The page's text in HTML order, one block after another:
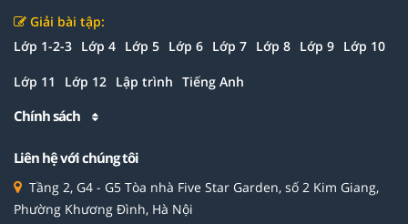
Giải bài tập:
Lớp 1-2-3 Lớp 4 Lớp 5 Lớp 6 Lớp 7 Lớp 8 Lớp 9 Lớp 10
Lớp 11 Lớp 12 Lập trình Tiếng Anh
Chính sách
Liên hệ với chúng tôi
Tầng 2, G4 - G5 Tòa nhà Five Star Garden, số 2 Kim Giang,
Phường Khương Đình, Hà Nội